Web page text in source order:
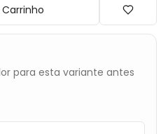
para esta variante antes